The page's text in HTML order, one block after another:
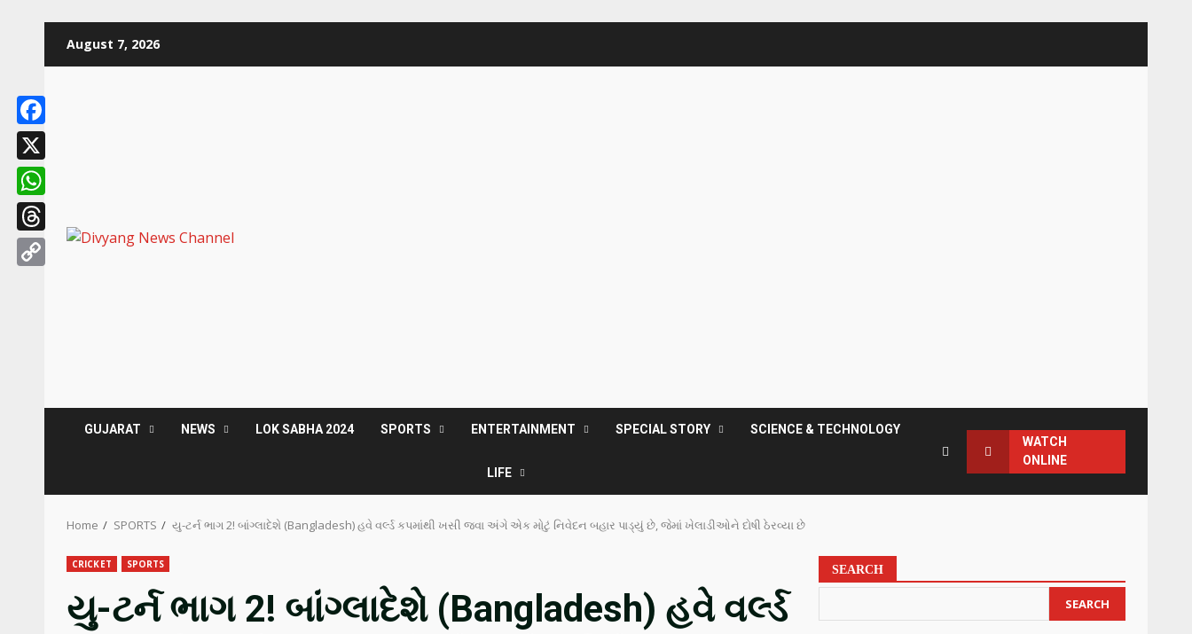
August 7, 2026
GUJARAT NEWS LOK SABHA 2024 SPORTS ENTERTAINMENT SPECIAL STORY SCIENCE & TECHNOLOGY
LIFE
WATCH
ONLINE
Home SPORTS યુ-ટર્ન ભાગ 2! બાંગ્લાદેશે (Bangladesh) હવે વર્લ્ડ કપમાંથી ખસી જવા અંગે એક મોટું નિવેદન બહાર પાડ્યું છે, જેમાં ખેલાડીઓને દોષી ઠેરવ્યા છે
CRICKET SPORTS
યુ-ટર્ન ભાગ 2! બાંગ્લાદેશે (Bangladesh) હવે વર્લ્ડ
Facebook
X
WhatsApp
Threads
SEARCH
SEARCH